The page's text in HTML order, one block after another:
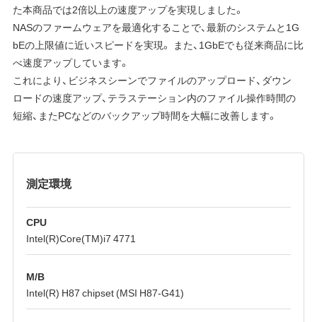
た本商品では2倍以上の速度アップを実現しました。
NASのファームウェアを最適化することで、最新のシステムと1G
bEの上限値に近いスピードを実現。 また、1GbEでも従来商品に比
べ速度アップしています。
これにより、ビジネスシーンでファイルのアップロード、ダウン
ロードの速度アップ、テラステーション内のファイル操作時間の
短縮、またPCなどのバックアップ時間を大幅に改善します。
測定環境
CPU
Intel(R)Core(TM)i7 4771
M/B
Intel(R) H87 chipset (MSI H87-G41)